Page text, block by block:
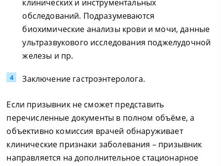
клинических и инструментальных
обследований. Подразумеваются
биохимические анализы крови и мочи, данные
ультразвукового исследования поджелудочной
железы и пр.
Заключение гастроэнтеролога.
Если призывник не сможет представить
перечисленные документы в полном объёме, а
объективно комиссия врачей обнаруживает
клинические признаки заболевания – призывник
направляется на дополнительное стационарное